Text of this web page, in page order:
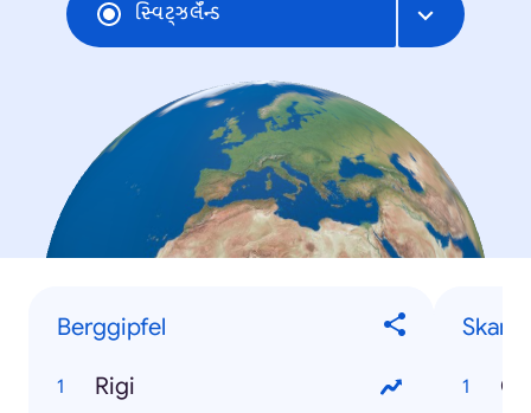
સ્વિટ્ઝર્લૅન્ડ
Berggipfel
Rigi